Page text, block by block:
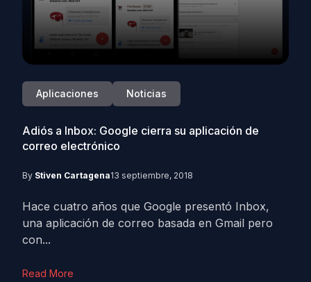
Aplicaciones Noticias
Adiós a Inbox: Google cierra su aplicación de
correo electrónico
By Stiven Cartagena13 septiembre, 2018
Hace cuatro años que Google presentó Inbox,
una aplicación de correo basada en Gmail pero
con...
Read More